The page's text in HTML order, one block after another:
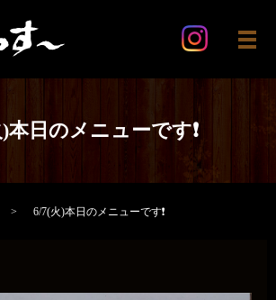
メ
本日のメニューです❗
6/7(火)本日のメニューです❗